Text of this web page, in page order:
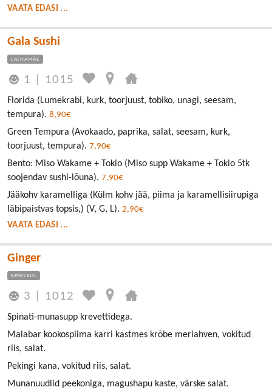
VAATA EDASI ...
Gala Sushi
LASNAMÄE
1 1015
Florida (Lumekrabi, kurk, toorjuust, tobiko, unagi, seesam,
tempura). 8,90€
Green Tempura (Avokaado, paprika, salat, seesam, kurk,
toorjuust, tempura). 7,90€
Bento: Miso Wakame + Tokio (Miso supp Wakame + Tokio 5tk
soojendav sushi-lõuna). 7,90€
Jääkohv karamelliga (Külm kohv jää, piima ja karamellisiirupiga
läbipaistvas topsis,) (V, G, L). 2,90€
VAATA EDASI ...
Ginger
KESKLINN
3 1012
Spinati-munasupp krevettidega.
Malabar kookospiima karri kastmes krõbe meriahven, vokitud
riis, salat.
Pekingi kana, vokitud riis, salat.
Munanuudlid peekoniga, magushapu kaste, värske salat.